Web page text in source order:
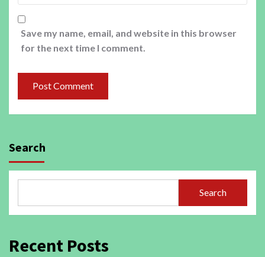
Save my name, email, and website in this browser
for the next time I comment.
Search
Search
Recent Posts